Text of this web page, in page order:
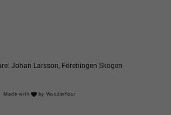
Johan Larsson, Föreningen Skogen
Made with by Wonderfour